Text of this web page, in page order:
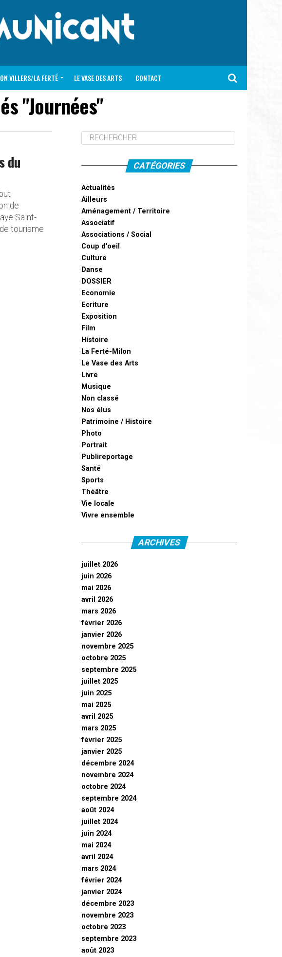
VILLERS/LA FERTÉ LE VASE DES ARTS CONTACT
"Journées"
du
de
Saint-
tourisme
CATÉGORIES
Actualités
Ailleurs
Aménagement / Territoire
Associatif
Associations / Social
Coup d'oeil
Culture
Danse
DOSSIER
Economie
Ecriture
Exposition
Film
Histoire
La Ferté-Milon
Le Vase des Arts
Livre
Musique
Non classé
Nos élus
Patrimoine / Histoire
Photo
Portrait
Publireportage
Santé
Sports
Théâtre
Vie locale
Vivre ensemble
ARCHIVES
juillet 2026
juin 2026
mai 2026
avril 2026
mars 2026
février 2026
janvier 2026
novembre 2025
octobre 2025
septembre 2025
juillet 2025
juin 2025
mai 2025
avril 2025
mars 2025
février 2025
janvier 2025
décembre 2024
novembre 2024
octobre 2024
septembre 2024
août 2024
juillet 2024
juin 2024
mai 2024
avril 2024
mars 2024
février 2024
janvier 2024
décembre 2023
novembre 2023
octobre 2023
septembre 2023
août 2023